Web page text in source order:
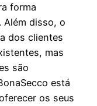
forma
Além disso, o
dos clientes
mas
são
está
os seus